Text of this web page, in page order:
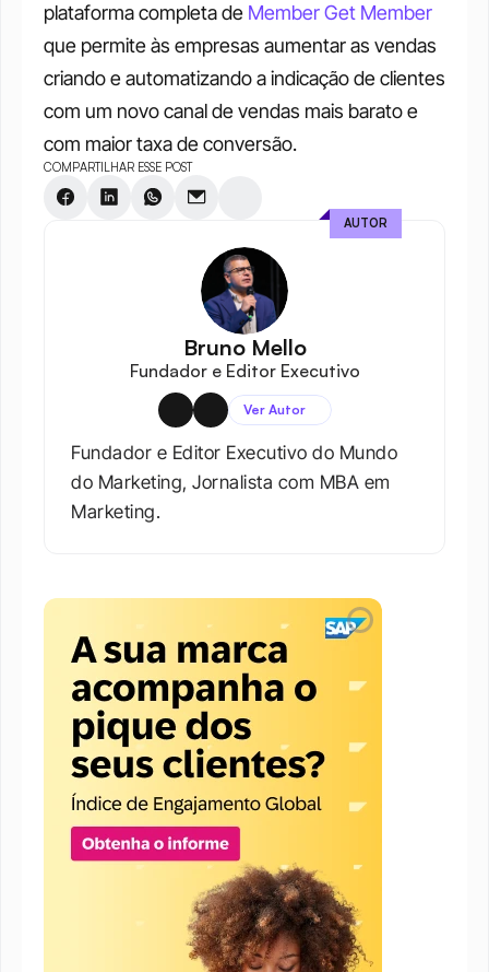
plataforma completa de Member Get Member
que permite às empresas aumentar as vendas
criando e automatizando a indicação de clientes
com um novo canal de vendas mais barato e
com maior taxa de conversão.
COMPARTILHAR ESSE POST
Bruno Mello
Fundador e Editor Executivo
Ver Autor
Fundador e Editor Executivo do Mundo
do Marketing, Jornalista com MBA em
Marketing.
AUTOR